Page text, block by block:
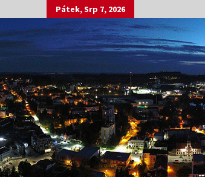
Pátek, Srp 7, 2026